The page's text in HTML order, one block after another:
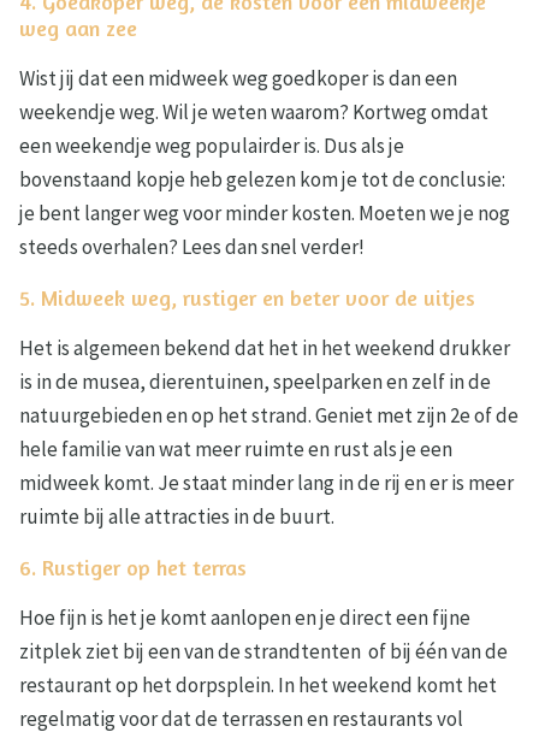
weg aan zee
Wist jij dat een midweek weg goedkoper is dan een
weekendje weg. Wil je weten waarom? Kortweg omdat
een weekendje weg populairder is. Dus als je
bovenstaand kopje heb gelezen kom je tot de conclusie:
je bent langer weg voor minder kosten. Moeten we je nog
steeds overhalen? Lees dan snel verder!
5. Midweek weg, rustiger en beter voor de uitjes
Het is algemeen bekend dat het in het weekend drukker
is in de musea, dierentuinen, speelparken en zelf in de
natuurgebieden en op het strand. Geniet met zijn 2e of de
hele familie van wat meer ruimte en rust als je een
midweek komt. Je staat minder lang in de rij en er is meer
ruimte bij alle attracties in de buurt.
6. Rustiger op het terras
Hoe fijn is het je komt aanlopen en je direct een fijne
zitplek ziet bij een van de strandtenten of bij één van de
restaurant op het dorpsplein. In het weekend komt het
regelmatig voor dat de terrassen en restaurants vol